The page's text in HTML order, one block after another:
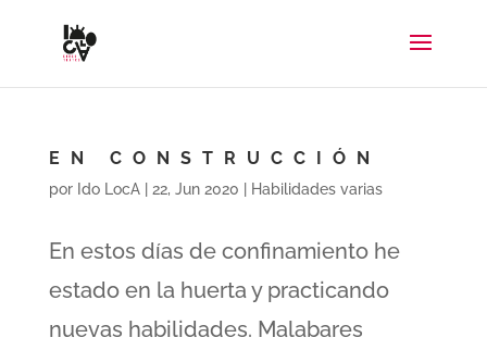
EN CONSTRUCCIÓN
por Ido LocA| 22, Jun 2020 Habilidades varias
En estos días de confinamiento he
estado en la huerta y practicando
nuevas habilidades. Malabares